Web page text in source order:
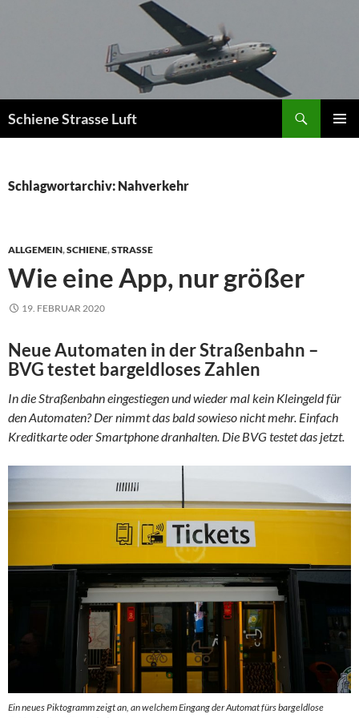
Schiene Strasse Luft
Schlagwortarchiv: Nahverkehr
ALLGEMEIN,SCHIENE,STRASSE
Wie eine App, nur größer
19. FEBRUAR 2020
Neue Automaten in der Straßenbahn –
BVG testet bargeldloses Zahlen
In die Straßenbahn eingestiegen und wieder mal kein Kleingeld für
den Automaten? Der nimmt das bald sowieso nicht mehr. Einfach
Kreditkarte oder Smartphone dranhalten. Die BVG testet das jetzt.
Ein neues Piktogramm zeigt an, an welchem Eingang der Automat fürs bargeldlose